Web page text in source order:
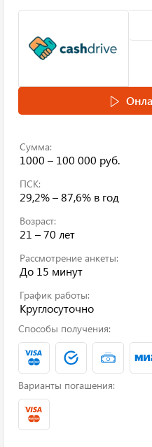
Сумма:
1000 – 100 000 руб.
ПСК:
29,2% – 87,6% в год
Возраст:
21 – 70 лет
Рассмотрение анкеты:
До 15 минут
График работы:
Круглосуточно
Способы получения:
Варианты погашения: